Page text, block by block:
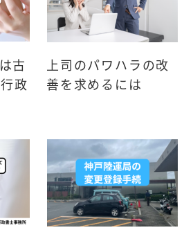
古
政
上司のパワハラの改
善を求めるには